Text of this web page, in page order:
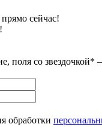
сейчас!
поля со звездочкой*
обработки